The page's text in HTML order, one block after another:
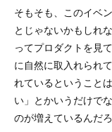
そもそも、このイベ
とじゃないかもしれ
ってプロダクトを見
に自然に取入れられ
れているということ
い」とかいうだけで
のが増えているんだ